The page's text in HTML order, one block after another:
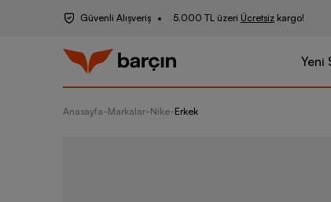
Güvenli Alışveriş 5.000 TL üzeri Ücretsiz kargo!
Yeni
Anasayfa-Markalar-Nike-Erkek